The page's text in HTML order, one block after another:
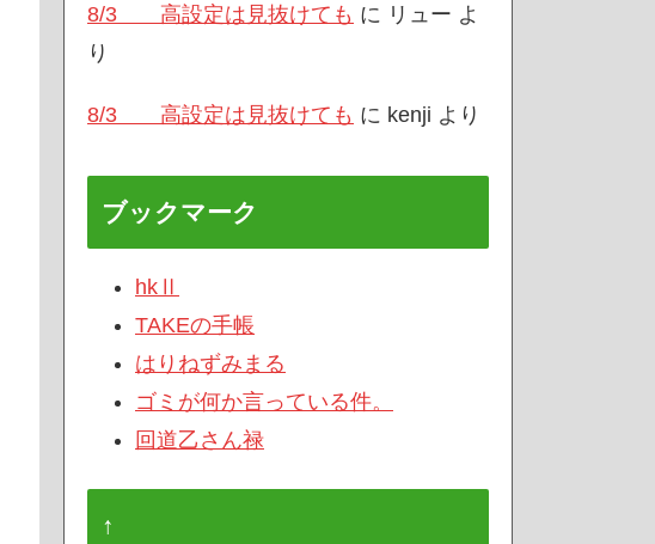
8/3 高設定は見抜けても に リュー よ
り
8/3 高設定は見抜けても に kenji より
ブックマーク
hkⅡ
TAKEの手帳
はりねずみまる
ゴミが何か言っている件。
回道乙さん禄
↑